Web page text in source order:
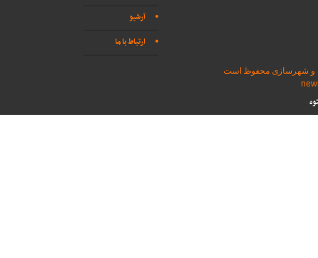
آرشیو
ارتباط با ما
و شهرسازی محفوظ است